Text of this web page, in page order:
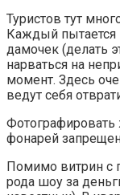
Туристов тут
Каждый пытается
дамочек (делать
нарваться на
момент. Здесь
ведут себя
фонарей
Помимо витрин с
рода шоу за